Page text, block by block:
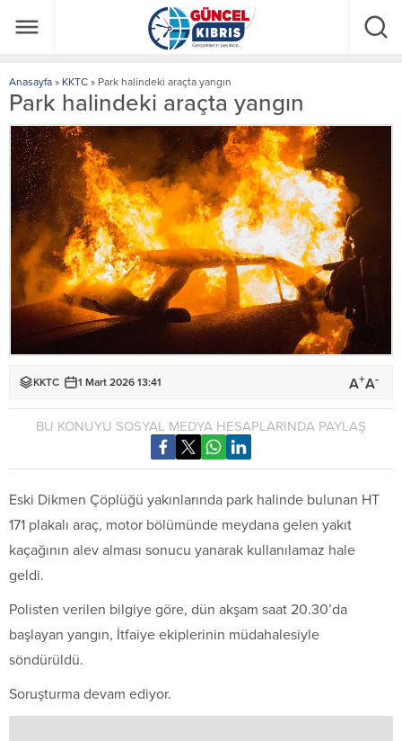
Anasayfa » KKTC » Park halindeki araçta yangın
Park halindeki araçta yangın
KKTC 1 Mart 2026 13:41 A+A-
BU KONUYU SOSYAL MEDYA HESAPLARINDA PAYLAŞ
Eski Dikmen Çöplüğü yakınlarında park halinde bulunan HT
171 plakalı araç, motor bölümünde meydana gelen yakıt
kaçağının alev alması sonucu yanarak kullanılamaz hale
geldi.
Polisten verilen bilgiye göre, dün akşam saat 20.30’da
başlayan yangın, İtfaiye ekiplerinin müdahalesiyle
söndürüldü.
Soruşturma devam ediyor.